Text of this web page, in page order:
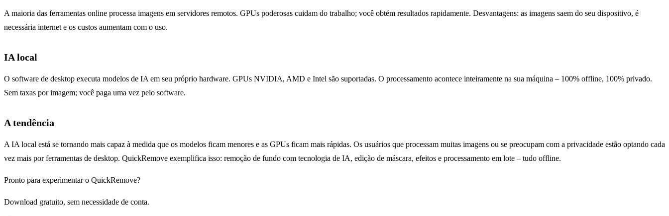
A maioria das ferramentas online processa imagens em servidores remotos. GPUs poderosas cuidam do trabalho; você obtém resultados rapidamente. Desvantagens: as imagens saem do seu dispositivo, é
necessária internet e os custos aumentam com o uso.
IA local
O software de desktop executa modelos de IA em seu próprio hardware. GPUs NVIDIA, AMD e Intel são suportadas. O processamento acontece inteiramente na sua máquina – 100% offline, 100% privado.
Sem taxas por imagem; você paga uma vez pelo software.
A tendência
A IA local está se tornando mais capaz à medida que os modelos ficam menores e as GPUs ficam mais rápidas. Os usuários que processam muitas imagens ou se preocupam com a privacidade estão optando cada
vez mais por ferramentas de desktop. QuickRemove exemplifica isso: remoção de fundo com tecnologia de IA, edição de máscara, efeitos e processamento em lote – tudo offline.
Pronto para experimentar o QuickRemove?
Download gratuito, sem necessidade de conta.